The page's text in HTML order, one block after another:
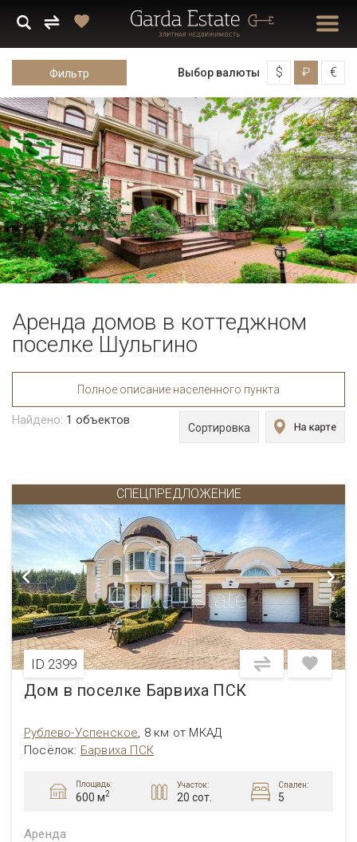
Фильтр Выбор валюты $ ₽ €
Аренда домов в коттеджном
поселке Шульгино
Полное описание населенного пункта
Найдено: 1 объектов
Сортировка
СПЕЦПРЕДЛОЖЕНИЕ
ID 2399
Дом в поселке Барвиха ПСК
Рублево-Успенское, 8 км от МКАД
Посёлок: Барвиха ПСК
Площадь:
600 м2
Участок:
20 сот.
Спален:
5
Аренда